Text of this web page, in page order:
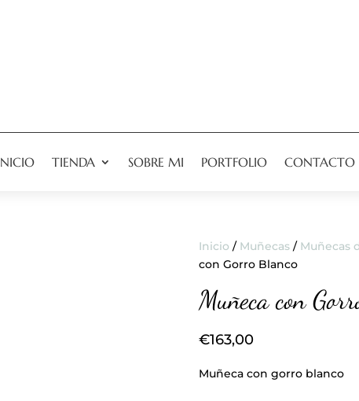
TIENDA SOBRE MI PORTFOLIO CONTACTO
Inicio / Muñecas/ Muñecas
con Gorro Blanco
Muñeca con
€163,00
Muñeca con gorro blanco